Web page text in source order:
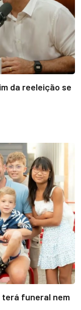
da reeleição se
terá funeral nem